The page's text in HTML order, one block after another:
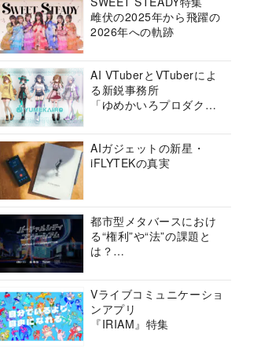
雌伏の2025年から飛躍の
2026年への軌跡
AI VTuberとVTuberによ
る新鋭事務所
「ゆめかいろプロダクシ
AIガジェットの新星・
iFLYTEKの真実
都市型メタバースにおけ
る“権利”や“法”の課題と
は？
ーシアムの挑戦に迫る
Vライブコミュニケーショ
ンアプリ
『IRIAM』特集